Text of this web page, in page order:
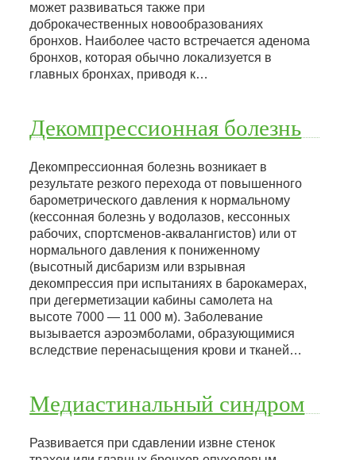
может развиваться также при
доброкачественных новообразованиях
бронхов. Наиболее часто встречается аденома
бронхов, которая обычно локализуется в
главных бронхах, приводя к…
Декомпрессионная болезнь
Декомпрессионная болезнь возникает в
результате резкого перехода от повышенного
барометрического давления к нормальному
(кессонная болезнь у водолазов, кессонных
рабочих, спортсменов-аквалангистов) или от
нормального давления к пониженному
(высотный дисбаризм или взрывная
декомпрессия при испытаниях в барокамерах,
при дегерметизации кабины самолета на
высоте 7000 — 11 000 м). Заболевание
вызывается аэроэмболами, образующимися
вследствие перенасыщения крови и тканей…
Медиастинальный синдром
Развивается при сдавлении извне стенок